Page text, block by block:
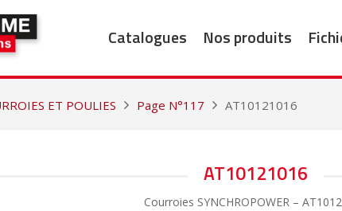
Catalogues Nos produits
ET POULIES Page N°117 AT10121016
AT10121016
Courroies SYNCHROPOWER –